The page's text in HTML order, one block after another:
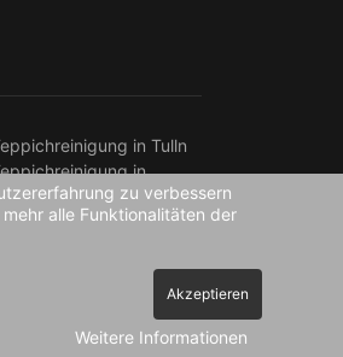
in Tulln
in
Teppichreinigung in
in Laa an der Thaya •
zu verbessern
alle Funktionalitäten der
Akzeptieren
Weitere Informationen